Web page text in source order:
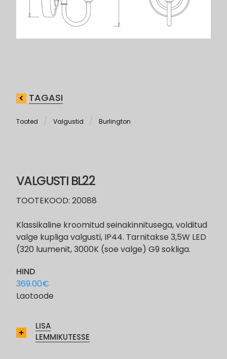
TAGASI
Tooted Valgustid Burlington
VALGUSTI BL22
TOOTEKOOD: 20088
Klassikaline kroomitud seinakinnitusega, volditud
valge kupliga valgusti, IP44. Tarnitakse 3,5W LED
(320 luumenit, 3000K (soe valge) G9 sokliga.
HIND
369.00€
Laotoode
LISA
LEMMIKUTESSE